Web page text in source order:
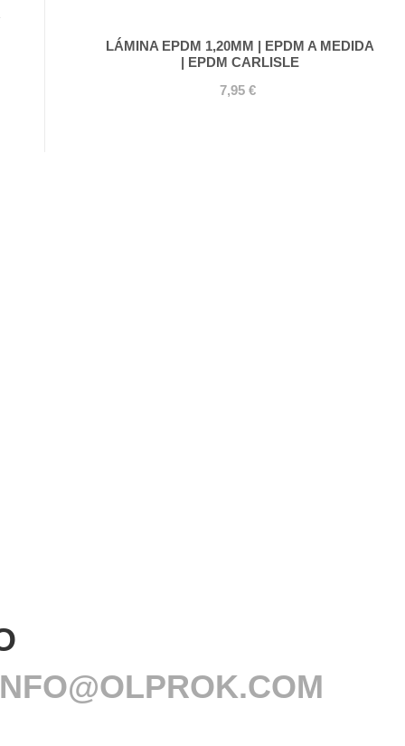
LÁMINA EPDM 1,20MM | EPDM A MEDIDA
| EPDM CARLISLE
7,95 €